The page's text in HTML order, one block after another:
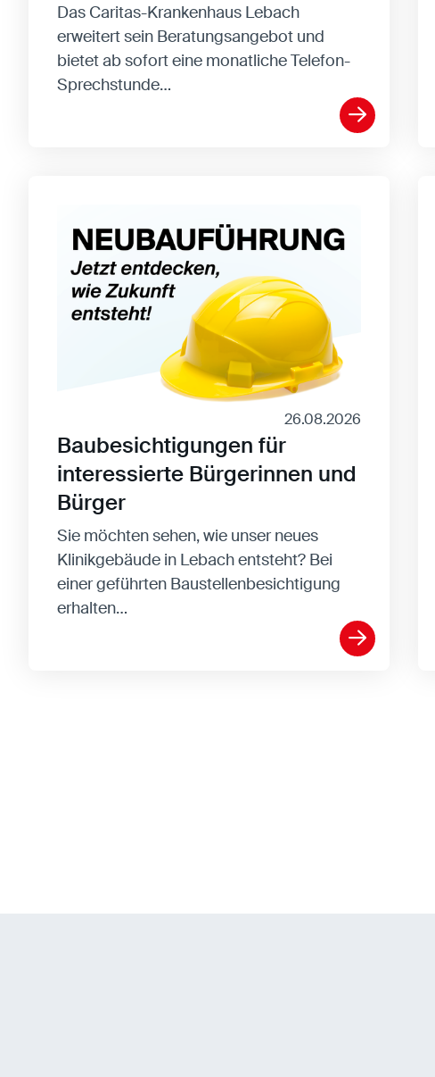
Das Caritas-Krankenhaus Lebach
erweitert sein Beratungsangebot und
bietet ab sofort eine monatliche Telefon-
Sprechstunde…
26.08.2026
Baubesichtigungen für
interessierte Bürgerinnen und
Bürger
Sie möchten sehen, wie unser neues
Klinikgebäude in Lebach entsteht? Bei
einer geführten Baustellenbesichtigung
erhalten…
entsperren.
Statistiken
Anbieter: Matomo